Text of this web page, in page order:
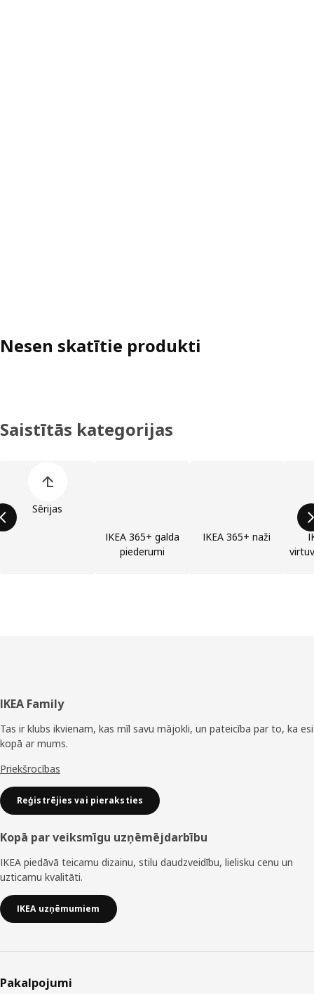
Nesen skatītie produkti
Saistītās kategorijas
Sērijas
IKEA 365+ galda
piederumi
IKEA 365+ naži
Kājene
IKEA Family
Tas ir klubs ikvienam, kas mīl savu mājokli, un pateicība par to, ka esi
kopā ar mums.
Priekšrocības
Reģistrējies vai pieraksties
Kopā par veiksmīgu uzņēmējdarbību
IKEA piedāvā teicamu dizainu, stilu daudzveidību, lielisku cenu un
uzticamu kvalitāti.
IKEA uzņēmumiem
Pakalpojumi